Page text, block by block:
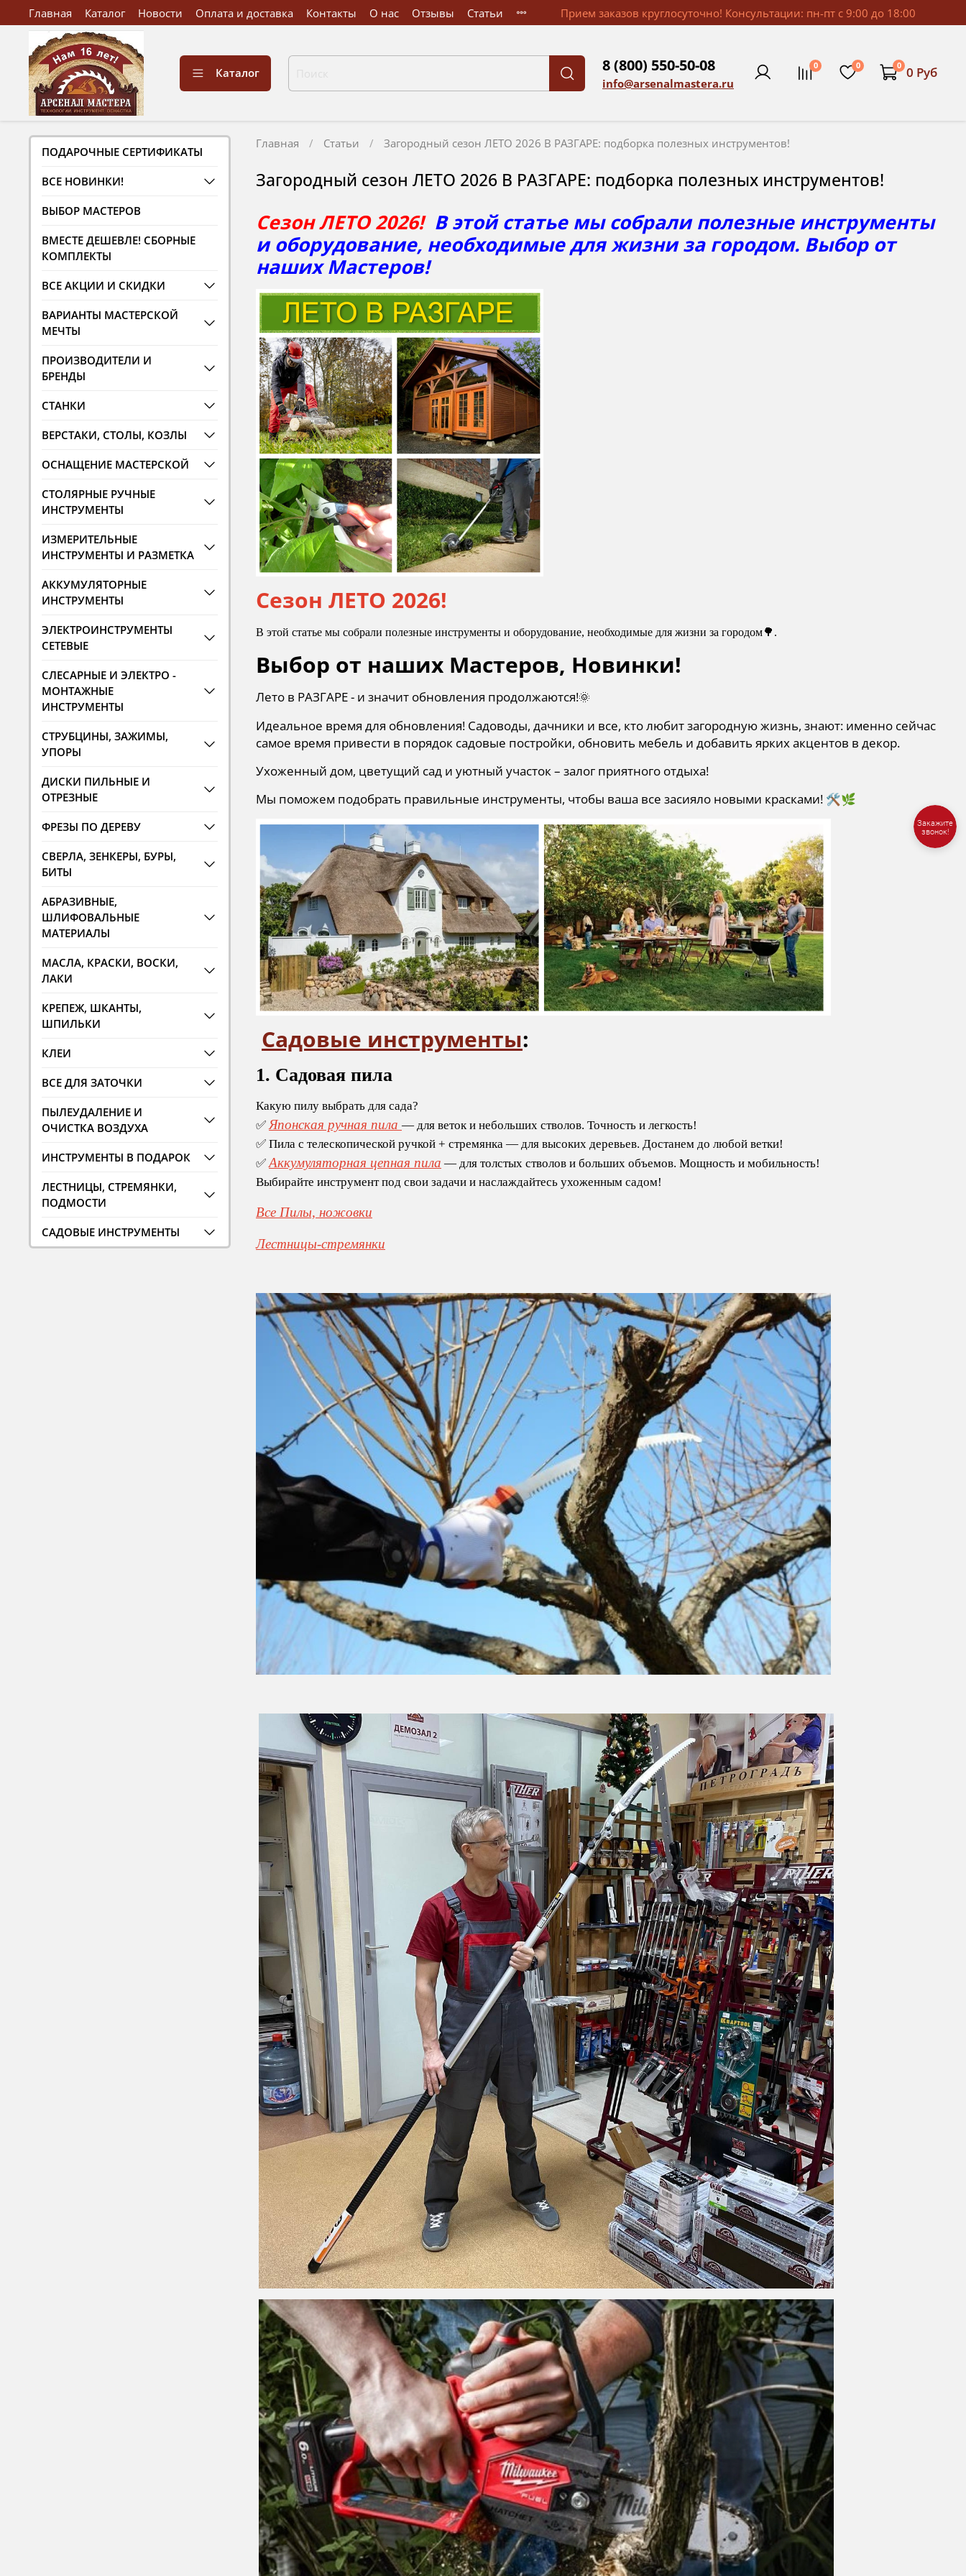
Главная Каталог Новости Оплата и доставка Контакты О нас Отзывы Статьи Прием заказов круглосуточно! Консультации: пн-пт с 9:00 до 18:00
Каталог 8 (800) 550-50-08
info@arsenalmastera.ru
0 0 0 0 Руб
Главная Статьи Загородный сезон ЛЕТО 2026 В РАЗГАРЕ: подборка полезных инструментов!
Загородный сезон ЛЕТО 2026 В РАЗГАРЕ: подборка полезных инструментов!
Сезон ЛЕТО 2026! В этой статье мы собрали полезные инструменты
и оборудование, необходимые для жизни за городом. Выбор от
наших Мастеров!
Сезон ЛЕТО 2026!
В этой статье мы собрали полезные инструменты и оборудование, необходимые для жизни за городом🌳.
Выбор от наших Мастеров, Новинки!
Лето в РАЗГАРЕ - и значит обновления продолжаются!🌞
Идеальное время для обновления! Садоводы, дачники и все, кто любит загородную жизнь, знают: именно сейчас
самое время привести в порядок садовые постройки, обновить мебель и добавить ярких акцентов в декор.
Ухоженный дом, цветущий сад и уютный участок – залог приятного отдыха!
Мы поможем подобрать правильные инструменты, чтобы ваша все засияло новыми красками! 🛠️🌿
Садовые инструменты:
1. Садовая пила
Какую пилу выбрать для сада?
✅ Японская ручная пила — для веток и небольших стволов. Точность и легкость!
✅ Пила с телескопической ручкой + стремянка — для высоких деревьев. Достанем до любой ветки!
✅ Аккумуляторная цепная пила — для толстых стволов и больших объемов. Мощность и мобильность!
Выбирайте инструмент под свои задачи и наслаждайтесь ухоженным садом!
Все Пилы, ножовки
Лестницы-стремянки
ПОДАРОЧНЫЕ СЕРТИФИКАТЫ
ВСЕ НОВИНКИ!
ВЫБОР МАСТЕРОВ
ВМЕСТЕ ДЕШЕВЛЕ! СБОРНЫЕ
КОМПЛЕКТЫ
ВСЕ АКЦИИ И СКИДКИ
ВАРИАНТЫ МАСТЕРСКОЙ
МЕЧТЫ
ПРОИЗВОДИТЕЛИ И
БРЕНДЫ
СТАНКИ
ВЕРСТАКИ, СТОЛЫ, КОЗЛЫ
ОСНАЩЕНИЕ МАСТЕРСКОЙ
СТОЛЯРНЫЕ РУЧНЫЕ
ИНСТРУМЕНТЫ
ИЗМЕРИТЕЛЬНЫЕ
ИНСТРУМЕНТЫ И РАЗМЕТКА
АККУМУЛЯТОРНЫЕ
ИНСТРУМЕНТЫ
ЭЛЕКТРОИНСТРУМЕНТЫ
СЕТЕВЫЕ
СЛЕСАРНЫЕ И ЭЛЕКТРО -
МОНТАЖНЫЕ
ИНСТРУМЕНТЫ
СТРУБЦИНЫ, ЗАЖИМЫ,
УПОРЫ
ДИСКИ ПИЛЬНЫЕ И
ОТРЕЗНЫЕ
ФРЕЗЫ ПО ДЕРЕВУ
СВЕРЛА, ЗЕНКЕРЫ, БУРЫ,
БИТЫ
АБРАЗИВНЫЕ,
ШЛИФОВАЛЬНЫЕ
МАТЕРИАЛЫ
МАСЛА, КРАСКИ, ВОСКИ,
ЛАКИ
КРЕПЕЖ, ШКАНТЫ,
ШПИЛЬКИ
КЛЕИ
ВСЕ ДЛЯ ЗАТОЧКИ
ПЫЛЕУДАЛЕНИЕ И
ОЧИСТКА ВОЗДУХА
ИНСТРУМЕНТЫ В ПОДАРОК
ЛЕСТНИЦЫ, СТРЕМЯНКИ,
ПОДМОСТИ
САДОВЫЕ ИНСТРУМЕНТЫ
Закажите
звонок!